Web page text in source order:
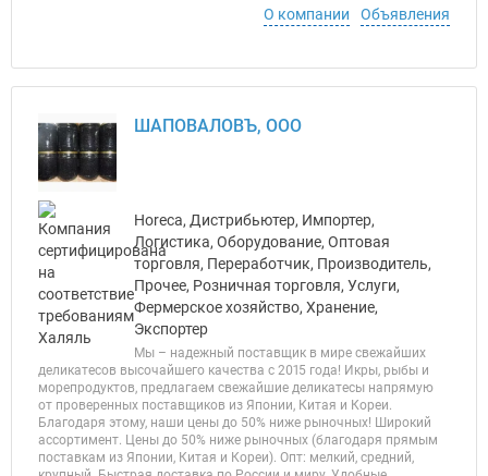
О компании
Объявления
ШАПОВАЛОВЪ, ООО
Horeca, Дистрибьютер, Импортер,
Логистика, Оборудование, Оптовая
торговля, Переработчик, Производитель,
Прочее, Розничная торговля, Услуги,
Фермерское хозяйство, Хранение,
Экспортер
Мы – надежный поставщик в мире свежайших
деликатесов высочайшего качества с 2015 года! Икры, рыбы и
морепродуктов, предлагаем свежайшие деликатесы напрямую
от проверенных поставщиков из Японии, Китая и Кореи.
Благодаря этому, наши цены до 50% ниже рыночных! Широкий
ассортимент. Цены до 50% ниже рыночных (благодаря прямым
поставкам из Японии, Китая и Кореи). Опт: мелкий, средний,